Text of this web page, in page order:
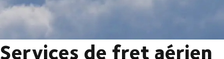
Services de fret aérien